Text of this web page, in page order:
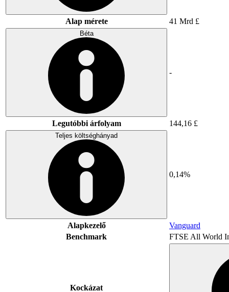
Alap mérete 41 Mrd £
Béta
-
Legutóbbi árfolyam 144,16 £
Teljes költséghányad
0,14%
Alapkezelő
Vanguard
Benchmark
FTSE All World
Kockázat